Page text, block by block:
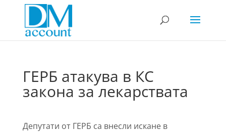
ГЕРБ атакува в КС
закона за лекарствата
Депутати от ГЕРБ са внесли искане в